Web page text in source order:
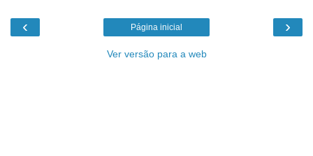
‹ ›
Página inicial
Ver versão para a web